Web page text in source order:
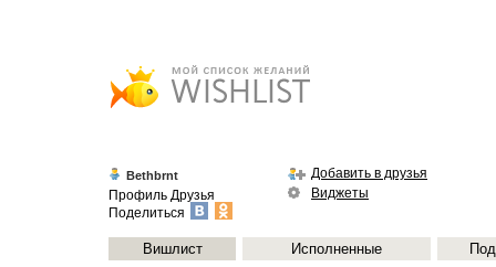
Bethbrnt
Профиль Друзья
Поделиться
Добавить в друзья
Виджеты
Вишлист Исполненные